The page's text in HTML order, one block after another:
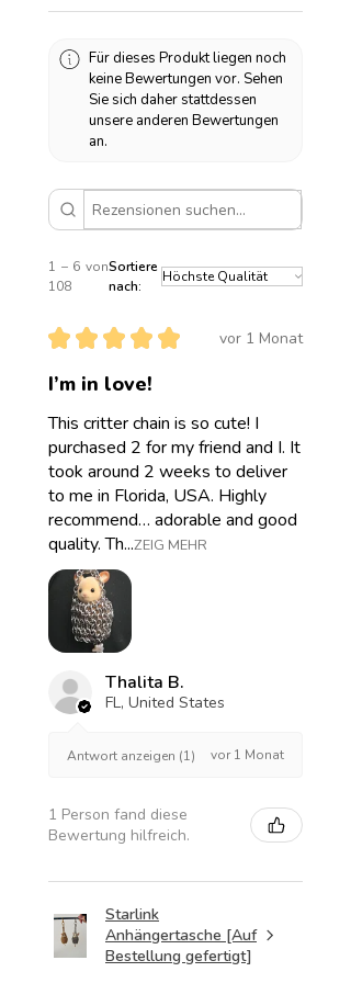
Pflegehinweise
Edelstahl ist Wasserfest! Somit
kannst du deinen Schmuck auch im
Wasser tragen. Bitte achte
Sonnencreme, scharfen
Gegenständen etc.
Oliwia Zgodzaj
82515 Wolfratshausen
Deutschland
Für dieses Produkt liegen noch
keine Bewertungen vor. Sehen
Sie sich daher stattdessen
unsere anderen Bewertungen
an.
1 – 6 von
108
Sortiere
nach:
★ ★ ★ ★ ★ vor 1 Monat
I’m in love!
This critter chain is so cute! I
purchased 2 for my friend and I. It
took around 2 weeks to deliver
to me in Florida, USA. Highly
recommend… adorable and good
quality. Th...ZEIG MEHR
Thalita B.
FL, United States
Antwort anzeigen (1) vor 1 Monat
1 Person fand diese
Bewertung hilfreich.
Starlink
Anhängertasche [Auf
Bestellung gefertigt]